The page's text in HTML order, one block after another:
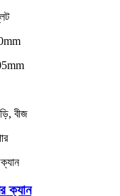
বীজ
ক্যান